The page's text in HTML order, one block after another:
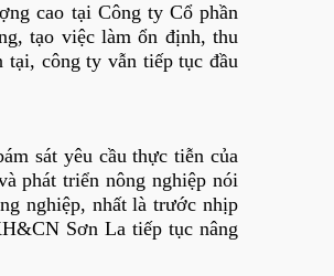
cao tại Công ty Cổ phần
tạo việc làm ổn định, thu
tại, công ty vẫn tiếp tục đầu
sát yêu cầu thực tiễn của
phát triển nông nghiệp nói
nghiệp, nhất là trước nhịp
Sơn La tiếp tục nâng